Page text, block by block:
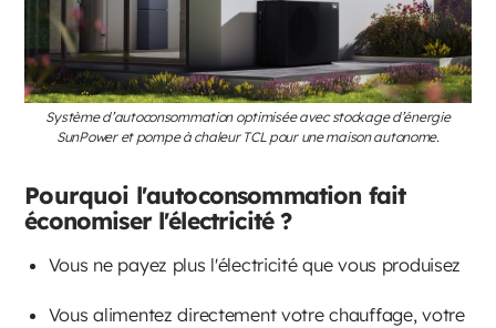
Système d’autoconsommation optimisée avec stockage d’énergie
SunPower et pompe à chaleur TCL pour une maison autonome.
Pourquoi l'autoconsommation fait
économiser l'électricité ?
Vous ne payez plus l'électricité que vous produisez
Vous alimentez directement votre chauffage, votre